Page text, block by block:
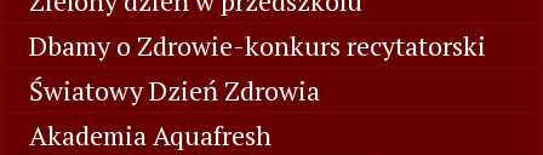
Dbamy o Zdrowie-konkurs recytatorski
Światowy Dzień Zdrowia
Akademia Aquafresh